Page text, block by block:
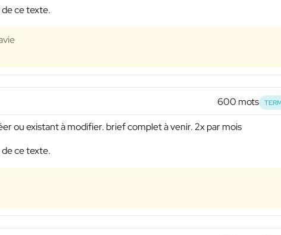
ce texte.
600 mots
ou existant à modifier. brief complet à venir. 2x par mois
ce texte.